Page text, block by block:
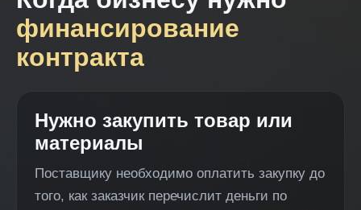
финансирование
контракта
Нужно закупить товар или
материалы
Поставщику необходимо оплатить закупку до
того, как заказчик перечислит деньги по